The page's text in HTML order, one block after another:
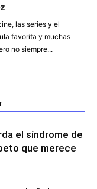
las series y el
favorita y muchas
no siempre...
el síndrome de
que merece